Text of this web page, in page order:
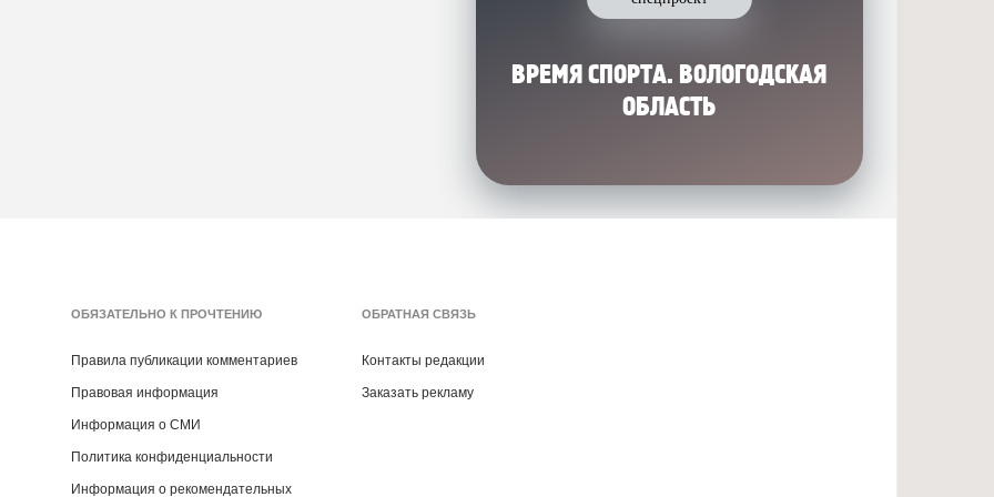
ВРЕМЯ СПОРТА. ВОЛОГОДСКАЯ
ОБЛАСТЬ
ОБЯЗАТЕЛЬНО К ПРОЧТЕНИЮ
Правила публикации комментариев
Правовая информация
Информация о СМИ
Политика конфиденциальности
Информация о рекомендательных
ОБРАТНАЯ СВЯЗЬ
Контакты редакции
Заказать рекламу